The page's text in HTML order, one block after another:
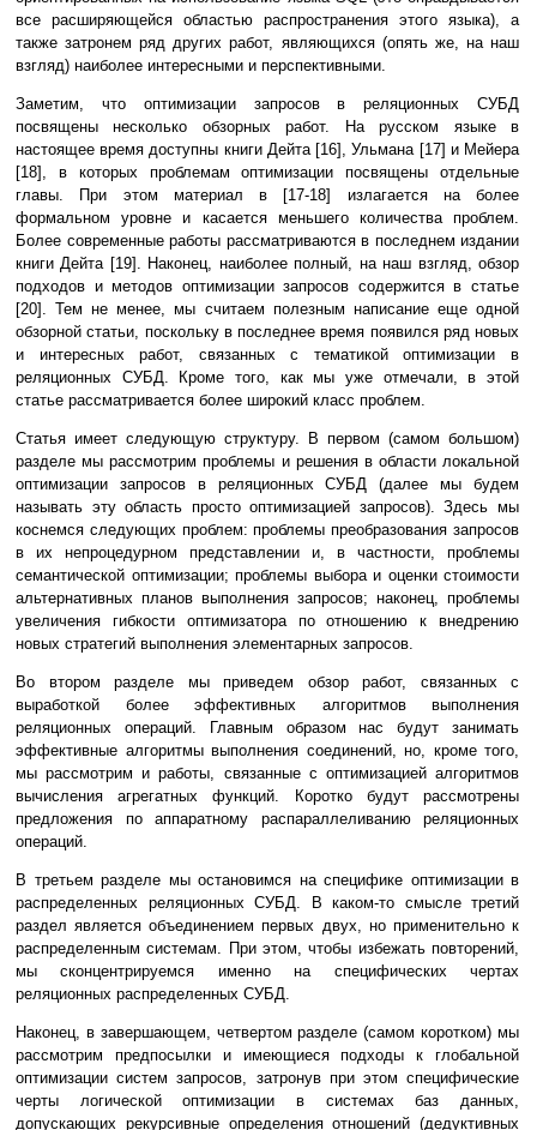
все расширяющейся областью распространения этого языка), а
также затронем ряд других работ, являющихся (опять же, на наш
взгляд) наиболее интересными и перспективными.
Заметим, что оптимизации запросов в реляционных СУБД
посвящены несколько обзорных работ. На русском языке в
настоящее время доступны книги Дейта [16], Ульмана [17] и Мейера
[18], в которых проблемам оптимизации посвящены отдельные
главы. При этом материал в [17-18] излагается на более
формальном уровне и касается меньшего количества проблем.
Более современные работы рассматриваются в последнем издании
книги Дейта [19]. Наконец, наиболее полный, на наш взгляд, обзор
подходов и методов оптимизации запросов содержится в статье
[20]. Тем не менее, мы считаем полезным написание еще одной
обзорной статьи, поскольку в последнее время появился ряд новых
и интересных работ, связанных с тематикой оптимизации в
реляционных СУБД. Кроме того, как мы уже отмечали, в этой
статье рассматривается более широкий класс проблем.
Статья имеет следующую структуру. В первом (самом большом)
разделе мы рассмотрим проблемы и решения в области локальной
оптимизации запросов в реляционных СУБД (далее мы будем
называть эту область просто оптимизацией запросов). Здесь мы
коснемся следующих проблем: проблемы преобразования запросов
в их непроцедурном представлении и, в частности, проблемы
семантической оптимизации; проблемы выбора и оценки стоимости
альтернативных планов выполнения запросов; наконец, проблемы
увеличения гибкости оптимизатора по отношению к внедрению
новых стратегий выполнения элементарных запросов.
Во втором разделе мы приведем обзор работ, связанных с
выработкой более эффективных алгоритмов выполнения
реляционных операций. Главным образом нас будут занимать
эффективные алгоритмы выполнения соединений, но, кроме того,
мы рассмотрим и работы, связанные с оптимизацией алгоритмов
вычисления агрегатных функций. Коротко будут рассмотрены
предложения по аппаратному распараллеливанию реляционных
операций.
В третьем разделе мы остановимся на специфике оптимизации в
распределенных реляционных СУБД. В каком-то смысле третий
раздел является объединением первых двух, но применительно к
распределенным системам. При этом, чтобы избежать повторений,
мы сконцентрируемся именно на специфических чертах
реляционных распределенных СУБД.
Наконец, в завершающем, четвертом разделе (самом коротком) мы
рассмотрим предпосылки и имеющиеся подходы к глобальной
оптимизации систем запросов, затронув при этом специфические
черты логической оптимизации в системах баз данных,
допускающих рекурсивные определения отношений (дедуктивных